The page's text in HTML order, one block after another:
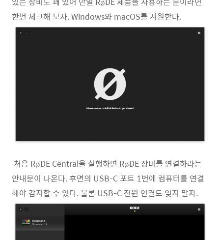
한번 체크해 보자. Windows와 macOS를 지원한다.
처음 RøDE Central을 실행하면 RøDE 장비를 연결하라는
안내문이 나온다. 후면의 USB-C 포트 1번에 컴퓨터를 연결
해야 감지할 수 있다. 물론 USB-C 전원 연결도 잊지 말자.